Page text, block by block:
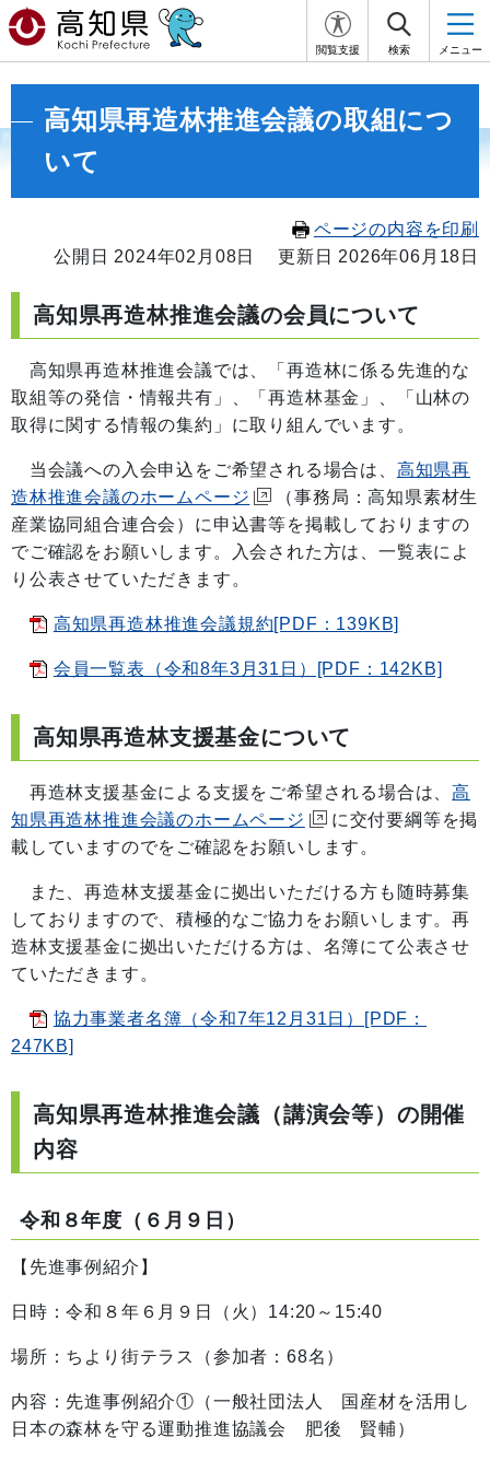
閲覧支援 検索 メニュー
高知県再造林推進会議の取組につ
いて
ページの内容を印刷
公開日 2024年02月08日
更新日 2026年06月18日
高知県再造林推進会議の会員について
高知県再造林推進会議では、「再造林に係る先進的な
取組等の発信・情報共有」、「再造林基金」、「山林の
取得に関する情報の集約」に取り組んでいます。
当会議への入会申込をご希望される場合は、 高知県再
造林推進会議のホームページ
（事務局：高知県素材生
産業協同組合連合会）に申込書等を掲載しておりますの
でご確認をお願いします。入会された方は、一覧表によ
り公表させていただきます。
高知県再造林推進会議規約[PDF：139KB]
会員一覧表（令和8年3月31日）[PDF：142KB]
高知県再造林支援基金について
再造林支援基金による支援をご希望される場合は、高
知県再造林推進会議のホームページ
に交付要綱等を掲
載していますのでをご確認をお願いします。
また、再造林支援基金に拠出いただける方も随時募集
しておりますので、積極的なご協力をお願いします。再
造林支援基金に拠出いただける方は、名簿にて公表させ
ていただきます。
協力事業者名簿（令和7年12月31日）[PDF：
247KB]
高知県再造林推進会議（講演会等）の開催
内容
令和８年度（６月９日）
【先進事例紹介】
日時：令和８年６月９日（火）14:20～15:40
場所：ちより街テラス（参加者：68名）
内容：先進事例紹介①（一般社団法人 国産材を活用し
日本の森林を守る運動推進協議会 肥後 賢輔）